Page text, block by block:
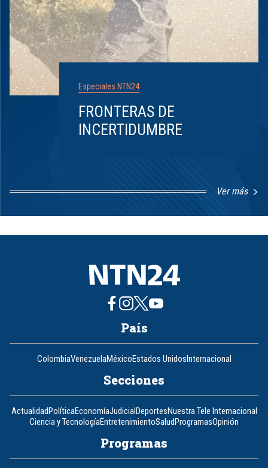
Especiales NTN24
FRONTERAS DE
INCERTIDUMBRE
Ver más
1
8
País
ColombiaVenezuelaMéxicoEstados UnidosInternacional
Secciones
ActualidadPolíticaEconomíaJudicialDeportesNuestra Tele Internacional
Ciencia y TecnologíaEntretenimientoSaludProgramasOpinión
Programas